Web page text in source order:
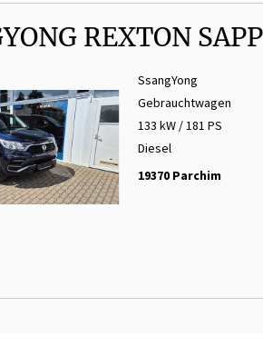
REXTON
SsangYong
Gebrauchtwagen
133 kW / 181 PS
Diesel
19370 Parchim